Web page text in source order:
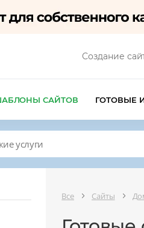
Создание
САЙТОВ ГОТОВЫЕ
Все Сайты